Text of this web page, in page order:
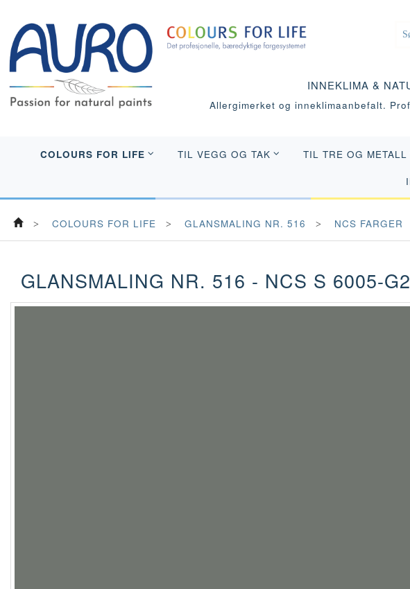
INNEKLIMA &
Allergimerket og inneklimaanbefalt.
COLOURS FOR LIFE TIL VEGG OG TAK TIL TRE OG METALL
COLOURS FOR LIFE GLANSMALING NR. 516 NCS FARGER
GLANSMALING NR. 516 - NCS S 6005-